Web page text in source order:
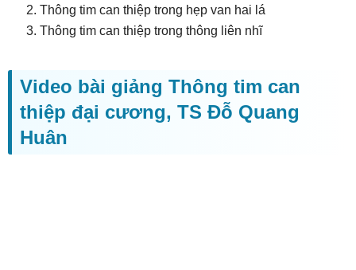
Thông tim can thiệp trong hẹp van hai lá
Thông tim can thiệp trong thông liên nhĩ
Video bài giảng Thông tim can
thiệp đại cương, TS Đỗ Quang
Huân